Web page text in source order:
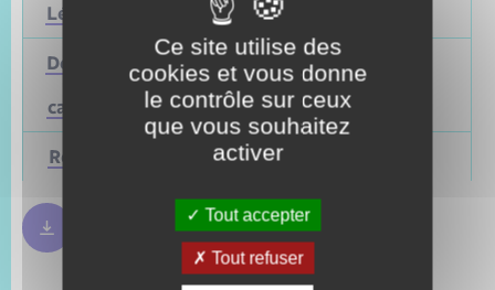
Législatives 2027
Départementales
cantonales)
Mars 2028 Juin 2021
Régionales Mars 2028
Règles bulletin de vote 250.09 Ko
Ce site utilise des
cookies et vous donne
le contrôle sur ceux
que vous souhaitez
activer
Tout accepter
Tout refuser